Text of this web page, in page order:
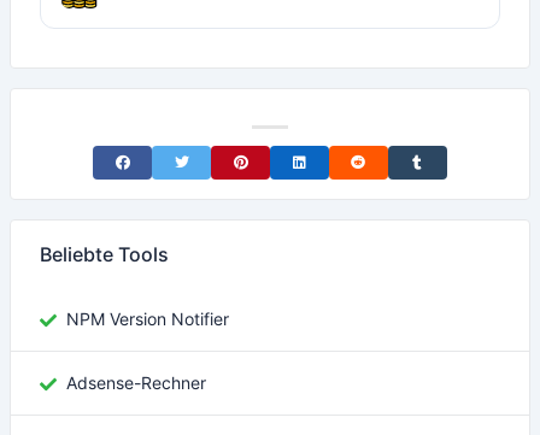
Share on Facebook
Share on TwitterShare on Pinterest
Share on LinkedIn
Share on RedditShare on Tumblr
Beliebte Tools
NPM Version Notifier
Adsense-Rechner